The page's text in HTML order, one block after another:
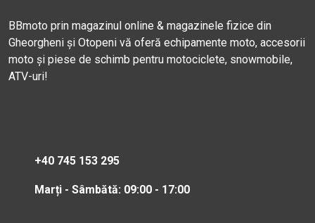
BBmoto prin magazinul online & magazinele fizice din
Gheorgheni și Otopeni vă oferă echipamente moto, accesorii
moto și piese de schimb pentru motociclete, snowmobile,
ATV-uri!
+40 745 153 295
Marți - Sâmbătă: 09:00 - 17:00